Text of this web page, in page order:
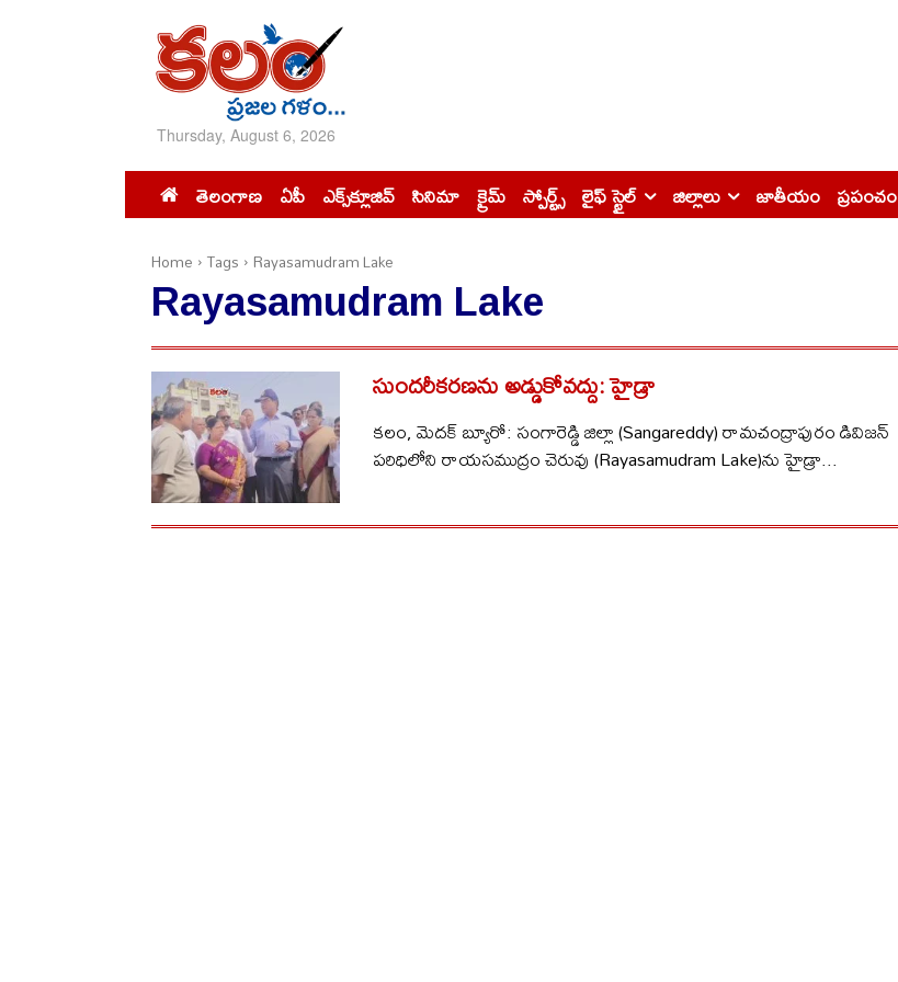
Thursday, August 6, 2026
తెలంగాణ ఏపీ ఎక్స్‌క్లూజివ్‌ సినిమా క్రైమ్ స్పోర్ట్స్ లైఫ్ స్టైల్ జిల్లాలు జాతీయం ప్రపంచం
Home Tags Rayasamudram Lake
Rayasamudram Lake
సుందరీకరణను అడ్డుకోవద్దు: హైడ్రా
కలం, మెదక్ బ్యూరో: సంగారెడ్డి జిల్లా (Sangareddy) రామచంద్రాపురం డివిజన్
పరిధిలోని రాయసముద్రం చెరువు (Rayasamudram Lake)ను హైడ్రా...